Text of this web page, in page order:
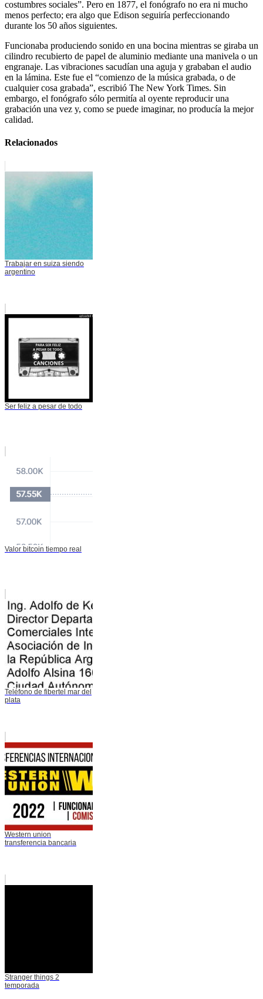
costumbres sociales”. Pero en 1877, el fonógrafo no era ni mucho
menos perfecto; era algo que Edison seguiría perfeccionando
durante los 50 años siguientes.
Funcionaba produciendo sonido en una bocina mientras se giraba un
cilindro recubierto de papel de aluminio mediante una manivela o un
engranaje. Las vibraciones sacudían una aguja y grababan el audio
en la lámina. Este fue el “comienzo de la música grabada, o de
cualquier cosa grabada”, escribió The New York Times. Sin
embargo, el fonógrafo sólo permitía al oyente reproducir una
grabación una vez y, como se puede imaginar, no producía la mejor
calidad.
Relacionados
Trabajar en suiza siendo
argentino
Ser feliz a pesar de todo
Valor bitcoin tiempo real
Teléfono de fibertel mar del
plata
Western union
transferencia bancaria
Stranger things 2
temporada